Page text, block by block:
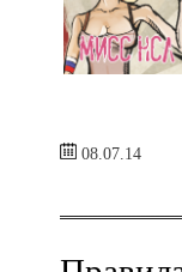
08.07.14